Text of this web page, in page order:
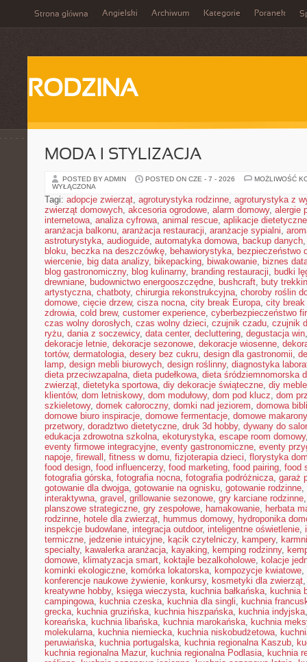
Strona główna Angielski Archiwum Kategorie Poranek
RODZINA
MODA I STYLIZACJA
POSTED BY ADMIN POSTED ON CZE - 7 - 2026
MOŻLIWOŚĆ
WYŁĄCZONA
Tagi: adopcje zwierząt, agroturystyka rodzinne, agroturystyka z
zwierząt domowych, akcesoria ogrodowe, alarm domowy, alergie
internetowa, analiza cyfrowa, animal rescue, aplikacje dietetyczne
aranżacja balkonu, aranżacja restauracji, aranżacje sypialni,
astroturystyka, audioguide, automatyka domowa, backup danych
bloku, beczka na deszczówkę, behawiorystyka, bezpieczeństwo
wiercenie, big data analizy, bikepacking, biwakowanie, biznes
blog gastronomiczny, blog kulinarny, branding restauracji, budki
drewniane, budownictwo energooszczędne, bushcraft, buty
artystyczna, chatboty, chirurgia rekonstrukcyjna, choroby roślin
domowe, cięcie drzew, cisza nocna, city break Europa, city
zdrowia, cold brew, customer experience, cyberbezpieczeństwo
czas wolny dorosłych, czas wolny dzieci, czujnik czadu, czujnik
ryżu, dania z soczewicy, data center, decluttering, degustacja win
dekoracje letnie, dekoracje sezonowe, dekoracje wiosenne,
tortów, dermatologia, desery bez cukru, design dla gastronomii,
lamp, design mebli biurowych, design roślinny, diagnostyka
dieta przeciwzapalna, dieta pudełkowa, dieta śródziemnomorska
zwierząt, dietetyka sportowa, diy dekoracje świąteczne, diy
klientów, dom letniskowy, dom modułowy, dom pod klucz, dom
szkieletowy, domek całoroczny, domki nad jeziorem, domowa
domowe biuro inspiracje, domowe fermentacje, domowe makarony
przetwory, doradztwo dietetyczne, druk 3d hobby, dywany do
edukacja zdrowotna szkolna, ekoturystyka, escape room domowy
eventy firmowe integracyjne, eventy gastronomiczne, eventy
napoje, firewall , fitness w domu, fizjoterapia dzieci, florystyka
food design, food influencerzy, food marketing, food pairing, food
fotografia górska, fotografia nocna, fotografia podróżnicza, garaż
gotowanie dla dwojga, gotowanie na ognisku, gotowanie rodzinne,
interaktywna, gravel , grillowanie sezonowe, gry karciane rodzinne
planszowe strategiczne, gry zespołowe, hamakowanie, herbata
rodzinne, hotele dla zwierząt, hummus domowy, hydroponika
inspekcje budowlane, integracja outdoor, inteligentne oświetlenie,
termiczne, jedzenie intuicyjne, kącik czytelniczy, kampery,
specialty, kawalerka aranżacja, kayaking, kemping rodzinny,
domowe, klimatyzacja smart, koktajle bezalkoholowe, kolacje
kominki ekologiczne, komórka lokatorska, kompozycje kwiatowe,
konferencje naukowe żywienie, konkursy, kosmetyki dla zwierząt
kreatywne hobby, księga wieczysta, kuchnia bałkańska, kuchnia
campingowa, kuchnia czeska, kuchnia dla singli, kuchnia
grecka, kuchnia gruzińska, kuchnia hiszpańska, kuchnia indyjska
koreańska, kuchnia libańska, kuchnia marokańska, kuchnia
molekularna, kuchnia niemiecka, kuchnia niskobudżetowa,
peruwiańska, kuchnia portugalska, kuchnia regionalna Kaszub,
kuchnia regionalna Mazur, kuchnia regionalna Podlasia, kuchnia